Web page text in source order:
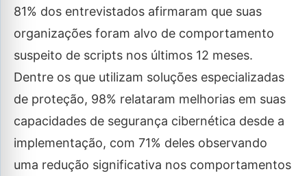
81% dos entrevistados afirmaram que suas
organizações foram alvo de comportamento
suspeito de scripts nos últimos 12 meses.
Dentre os que utilizam soluções especializadas
de proteção, 98% relataram melhorias em suas
capacidades de segurança cibernética desde a
implementação, com 71% deles observando
uma redução significativa nos comportamentos